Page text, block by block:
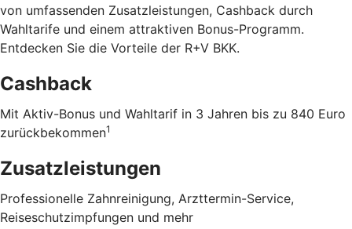
von umfassenden Zusatzleistungen, Cashback durch
Wahltarife und einem attraktiven Bonus-Programm.
Entdecken Sie die Vorteile der R+V BKK.
Cashback
Mit Aktiv-Bonus und Wahltarif in 3 Jahren bis zu 840 Euro
zurückbekommen1
Zusatzleistungen
Professionelle Zahnreinigung, Arzttermin-Service,
Reiseschutzimpfungen und mehr